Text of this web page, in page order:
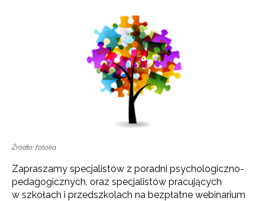
Źródło: fotolia
Zapraszamy specjalistów z poradni psychologiczno-
pedagogicznych, oraz specjalistów pracujących
w szkołach i przedszkolach na bezpłatne webinarium